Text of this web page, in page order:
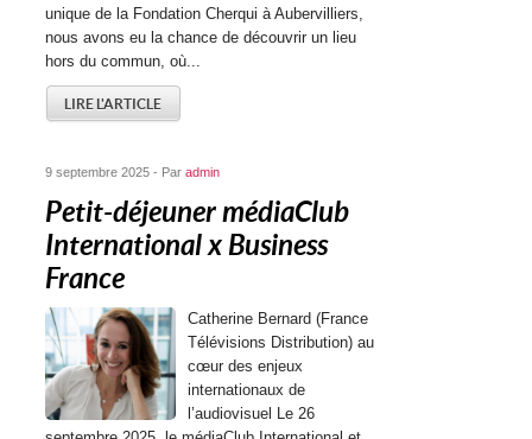
unique de la Fondation Cherqui à Aubervilliers,
nous avons eu la chance de découvrir un lieu
hors du commun, où...
LIRE L'ARTICLE
9 septembre 2025 - Paradmin
Petit-déjeuner médiaClub
International x Business
France
Catherine Bernard (France
Télévisions Distribution) au
cœur des enjeux
internationaux de
l’audiovisuel Le 26